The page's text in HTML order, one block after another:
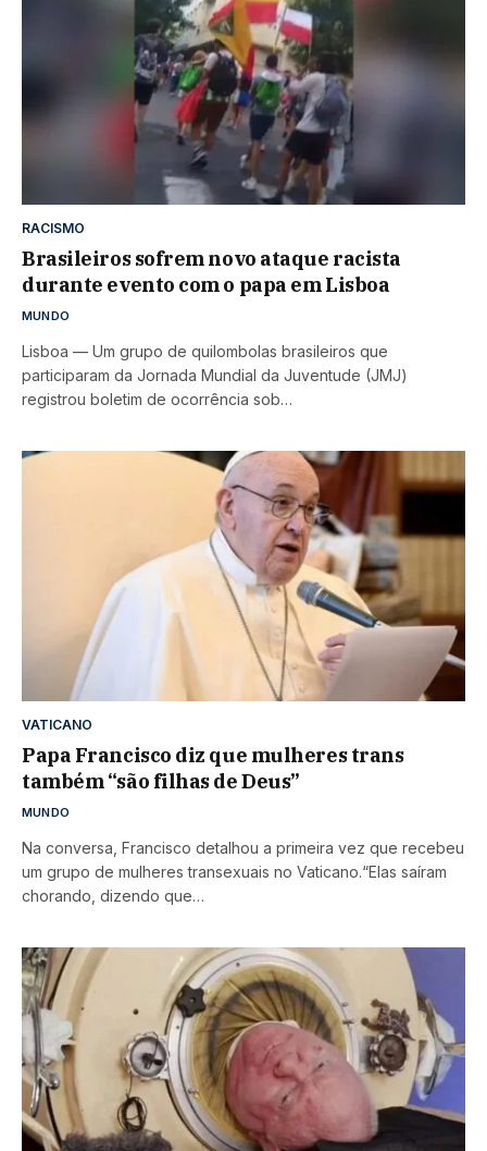
RACISMO
Brasileiros sofrem novo ataque racista
durante evento com o papa em Lisboa
MUNDO
Lisboa — Um grupo de quilombolas brasileiros que
participaram da Jornada Mundial da Juventude (JMJ)
registrou boletim de ocorrência sob…
VATICANO
Papa Francisco diz que mulheres trans
também “são filhas de Deus”
MUNDO
Na conversa, Francisco detalhou a primeira vez que recebeu
um grupo de mulheres transexuais no Vaticano.“Elas saíram
chorando, dizendo que…